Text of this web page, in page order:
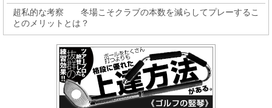
超私的な考察 冬場こそクラブの本数を減らしてプレーするこ
とのメリットとは？